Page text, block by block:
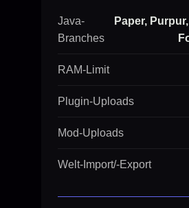
Java-
Branches
Paper,
RAM-Limit
Plugin-Uploads
Mod-Uploads
Welt-Import/-Export